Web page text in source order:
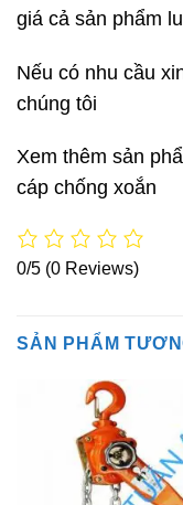
giá cả sản phẩm
Nếu có nhu cầu
chúng tôi
Xem thêm sản
cáp chống xoắn
0/5 (0 Reviews)
SẢN PHẨM